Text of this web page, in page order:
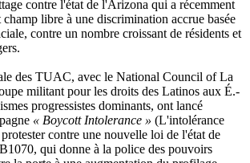
contre l'état de l'Arizona qui a récemment
libre à une discrimination accrue basée
contre un nombre croissant de résidents et
des TUAC, avec le National Council of La
militant pour les droits des Latinos aux É.-
progressistes dominants, ont lancé
« Boycott Intolerance » (L'intolérance
contre une nouvelle loi de l'état de
qui donne à la police des pouvoirs